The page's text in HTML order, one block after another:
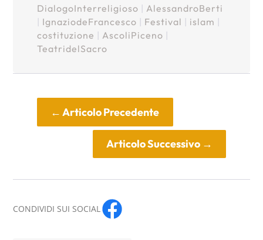
DialogoInterreligioso | AlessandroBerti
| IgnaziodeFrancesco | Festival | islam |
costituzione | AscoliPiceno |
TeatridelSacro
←Articolo Precedente
Articolo Successivo→
CONDIVIDI SUI SOCIAL